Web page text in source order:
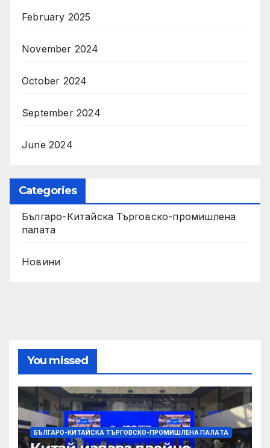
February 2025
November 2024
October 2024
September 2024
June 2024
Categories
Българо-Китайска Търговско-промишлена
палaта
Новини
You missed
БЪЛГАРО-КИТАЙСКА ТЪРГОВСКО-ПРОМИШЛЕНА ПАЛAТА